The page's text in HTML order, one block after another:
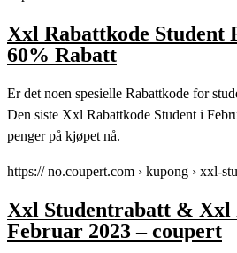
Xxl Rabattkode Student
60% Rabatt
Er det noen spesielle Rabattkode for
Den siste Xxl Rabattkode Student i
penger på kjøpet nå.
https:// no.coupert.com › kupong › xxl-
Xxl Studentrabatt & Xxl
Februar 2023 – coupert